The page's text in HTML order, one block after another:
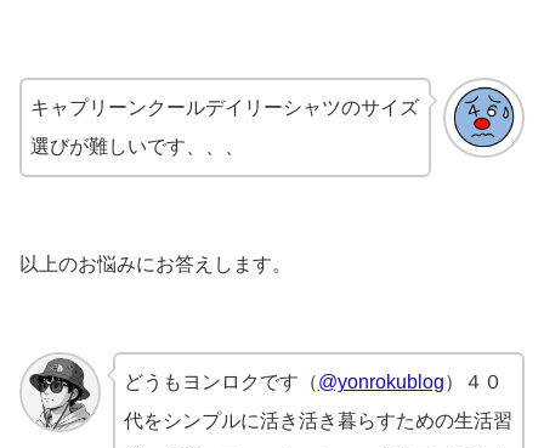
キャプリーンクールデイリーシャツのサイズ
選びが難しいです、、、
以上のお悩みにお答えします。
どうもヨンロクです（@yonrokublog）４０
代をシンプルに活き活き暮らすための生活習